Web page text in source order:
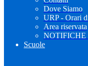
Dove Siamo
URP - Orari
Area riservata
NOTIFICHE
Scuole